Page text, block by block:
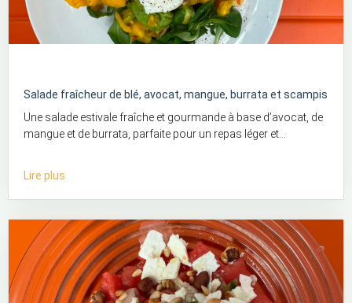
Salade fraîcheur de blé, avocat, mangue, burrata et scampis
Une salade estivale fraîche et gourmande à base d’avocat, de
mangue et de burrata, parfaite pour un repas léger et...
Lire plus